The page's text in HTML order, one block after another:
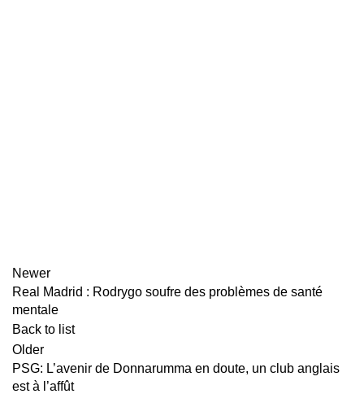
Newer
Real Madrid : Rodrygo soufre des problèmes de santé
mentale
Back to list
Older
PSG: L’avenir de Donnarumma en doute, un club anglais
est à l’affût